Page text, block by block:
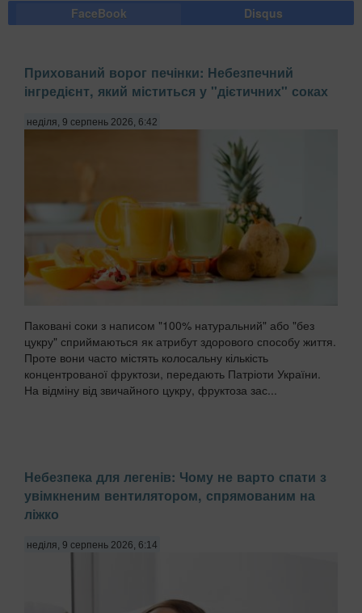
FaceBook Disqus
Прихований ворог печінки: Небезпечний
інгредієнт, який міститься у "дієтичних" соках
неділя, 9 серпень 2026, 6:42
Паковані соки з написом "100% натуральний" або "без
цукру" сприймаються як атрибут здорового способу життя.
Проте вони часто містять колосальну кількість
концентрованої фруктози, передають Патріоти України.
На відміну від звичайного цукру, фруктоза зас...
Небезпека для легенів: Чому не варто спати з
увімкненим вентилятором, спрямованим на
ліжко
неділя, 9 серпень 2026, 6:14